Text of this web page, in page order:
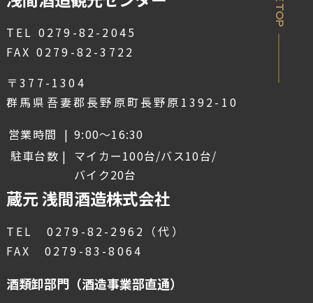
TEL 0279-82-2045
FAX 0279-82-3722
〒377-1304
群馬県吾妻郡長野原町長野原1392-10
営業時間
9:00～16:30
駐車台数
マイカー100台/バス10台/
バイク20台
蔵元 浅間酒造株式会社
TEL 0279-82-2962（代）
FAX 0279-83-8064
酒類卸部門（酒造事業部直通）